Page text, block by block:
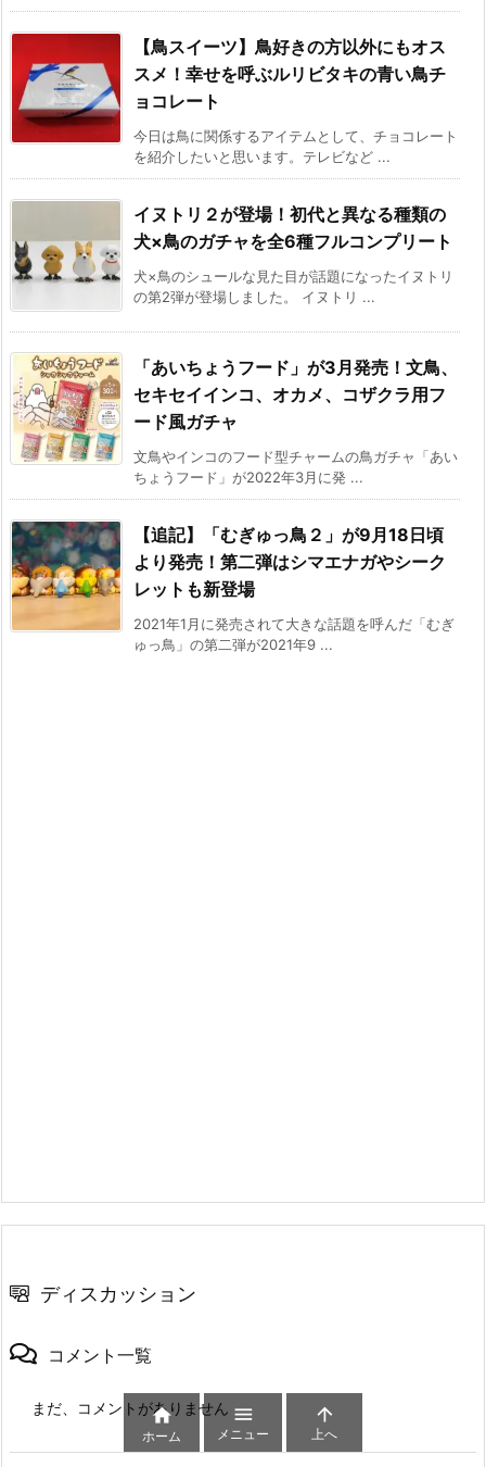
​【鳥スイーツ】鳥好きの方以外にもオス
スメ！幸せを呼ぶルリビタキの青い鳥チ
ョコレート
今日は鳥に関係するアイテムとして、チョコレート
を紹介したいと思います。テレビなど ...
イヌトリ２が登場！初代と異なる種類の
犬×鳥のガチャを全6種フルコンプリート
犬×鳥のシュールな見た目が話題になったイヌトリ
の第2弾が登場しました。 イヌトリ ...
「あいちょうフード」が3月発売！文鳥、
セキセイインコ、オカメ、コザクラ用フ
ード風ガチャ
文鳥やインコのフード型チャームの鳥ガチャ「あい
ちょうフード」が2022年3月に発 ...
【追記】「むぎゅっ鳥２」が9月18日頃
より発売！第二弾はシマエナガやシーク
レットも新登場
2021年1月に発売されて大きな話題を呼んだ「むぎ
ゅっ鳥」の第二弾が2021年9 ...
ディスカッション
コメント一覧
まだ、コメントがありません

ホーム

メニュー

上へ